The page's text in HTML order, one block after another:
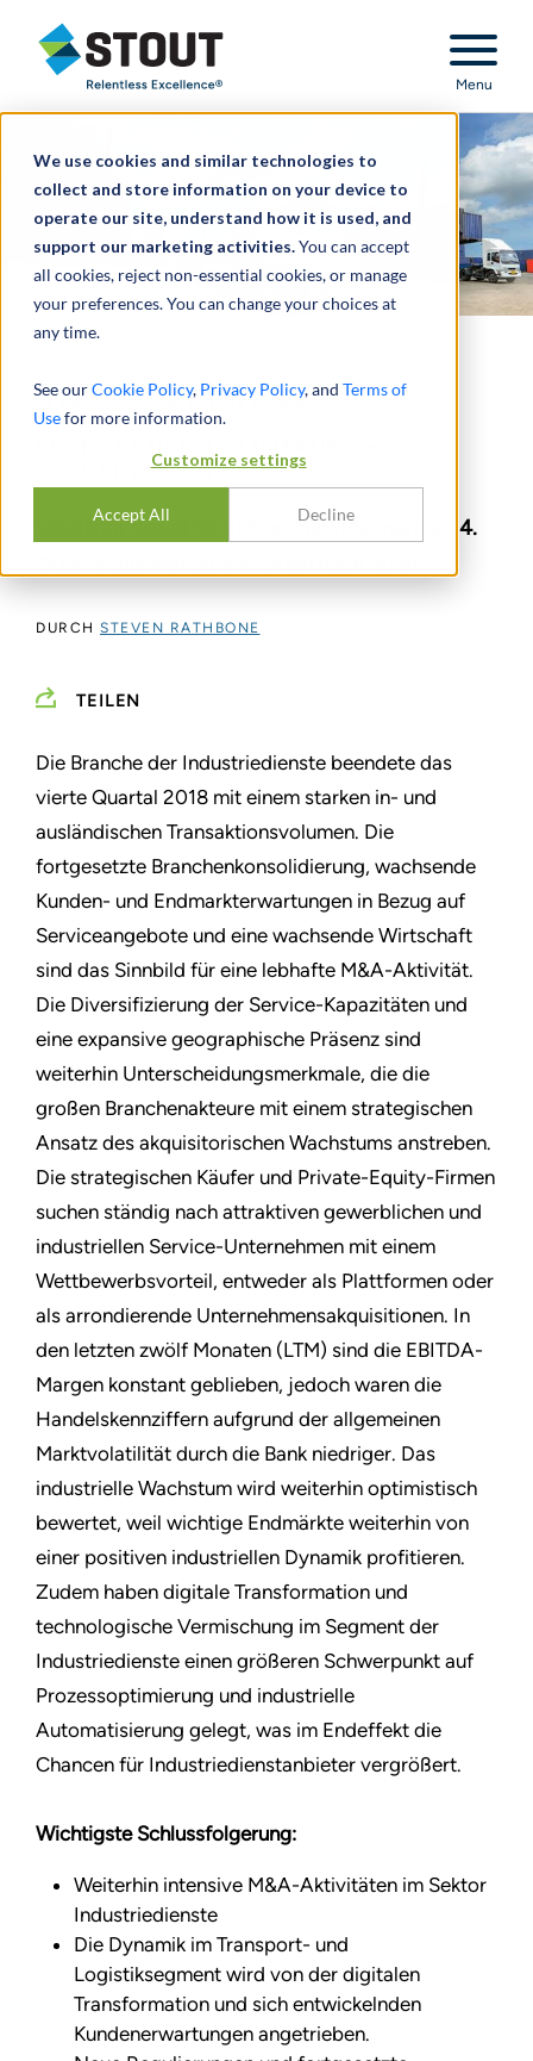
We use cookies and similar technologies to
collect and store information on your device to
operate our site, understand how it is used, and
support our marketing activities.You can accept
all cookies, reject non-essential cookies, or manage
your preferences. You can change your choices at
any time.
See ourCookie Policy, Privacy Policy, and Terms of
Usefor more information.
Customize settings
Accept All Decline
Stout Relentless Excellence
Menu
Industriedienste
4. QUARTAL 2018
Volatilität des öffentlichen Marktes treibt im 4.
DURCH STEVEN RATHBONE
TEILEN
Die Branche der Industriedienste beendete das
vierte Quartal 2018 mit einem starken in- und
ausländischen Transaktionsvolumen. Die
fortgesetzte Branchenkonsolidierung, wachsende
Kunden- und Endmarkterwartungen in Bezug auf
Serviceangebote und eine wachsende Wirtschaft
sind das Sinnbild für eine lebhafte M&A-Aktivität.
Die Diversifizierung der Service-Kapazitäten und
eine expansive geographische Präsenz sind
weiterhin Unterscheidungsmerkmale, die die
großen Branchenakteure mit einem strategischen
Ansatz des akquisitorischen Wachstums anstreben.
Die strategischen Käufer und Private-Equity-Firmen
suchen ständig nach attraktiven gewerblichen und
industriellen Service-Unternehmen mit einem
Wettbewerbsvorteil, entweder als Plattformen oder
als arrondierende Unternehmensakquisitionen. In
den letzten zwölf Monaten (LTM) sind die EBITDA-
Margen konstant geblieben, jedoch waren die
Handelskennziffern aufgrund der allgemeinen
Marktvolatilität durch die Bank niedriger. Das
industrielle Wachstum wird weiterhin optimistisch
bewertet, weil wichtige Endmärkte weiterhin von
einer positiven industriellen Dynamik profitieren.
Zudem haben digitale Transformation und
technologische Vermischung im Segment der
Industriedienste einen größeren Schwerpunkt auf
Prozessoptimierung und industrielle
Automatisierung gelegt, was im Endeffekt die
Chancen für Industriedienstanbieter vergrößert.
Wichtigste Schlussfolgerung:
Weiterhin intensive M&A-Aktivitäten im Sektor
Industriedienste
Die Dynamik im Transport- und
Logistiksegment wird von der digitalen
Transformation und sich entwickelnden
Kundenerwartungen angetrieben.